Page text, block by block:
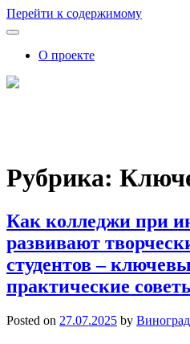
Перейти к содержимому
О проекте
Рубрика:
Как колледжи при
развивают
студентов –
практические
Posted on 27.07.2025 by